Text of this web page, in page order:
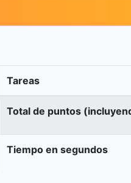
Tareas
Total de puntos
Tiempo en segundos